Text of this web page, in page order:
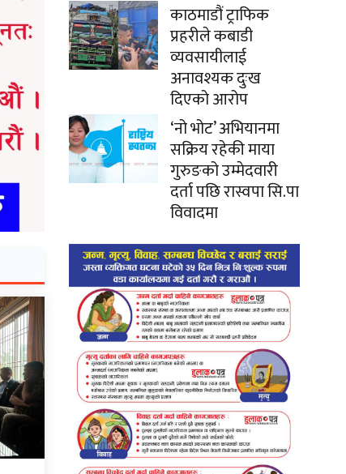
काठमाडौं ट्राफिक
प्रहरीले कबाडी
व्यवसायीलाई
अनावश्यक दुःख
दिएको आरोप
‘नो भोट’ अभियानमा
सक्रिय रहेकी माया
गुरुङको उम्मेदवारी
दर्ता पछि रास्वपा सि.पा
विवादमा